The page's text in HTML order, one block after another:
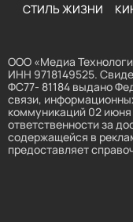
СТИЛЬ ЖИЗНИ
ООО «Медиа
ИНН 9718149525.
ФС77- 81184 выдано
связи,
коммуникаций 02 июня
ответственности за
содержащейся в
предоставляет